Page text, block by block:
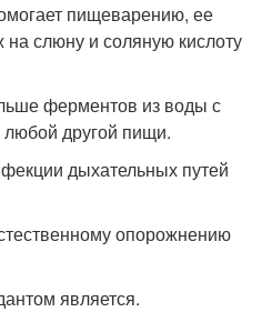
пищеварению, ее
слюну и соляную кислоту
ферментов из воды с
другой пищи.
дыхательных путей
опорожнению
является.